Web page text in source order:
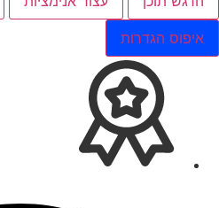
איפוס הגדרות